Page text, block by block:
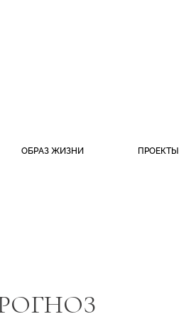
ОБРАЗ ЖИЗНИ ПРОЕКТЫ